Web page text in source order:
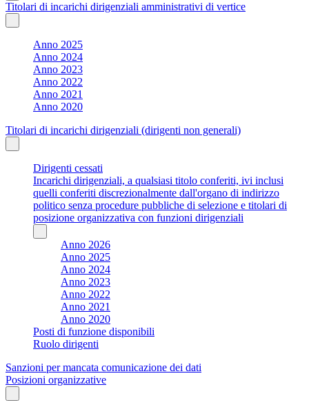
Titolari di incarichi dirigenziali amministrativi di vertice
Anno 2025
Anno 2024
Anno 2023
Anno 2022
Anno 2021
Anno 2020
Titolari di incarichi dirigenziali (dirigenti non generali)
Dirigenti cessati
Incarichi dirigenziali, a qualsiasi titolo conferiti, ivi inclusi
quelli conferiti discrezionalmente dall'organo di indirizzo
politico senza procedure pubbliche di selezione e titolari di
posizione organizzativa con funzioni dirigenziali
Anno 2026
Anno 2025
Anno 2024
Anno 2023
Anno 2022
Anno 2021
Anno 2020
Posti di funzione disponibili
Ruolo dirigenti
Sanzioni per mancata comunicazione dei dati
Posizioni organizzative